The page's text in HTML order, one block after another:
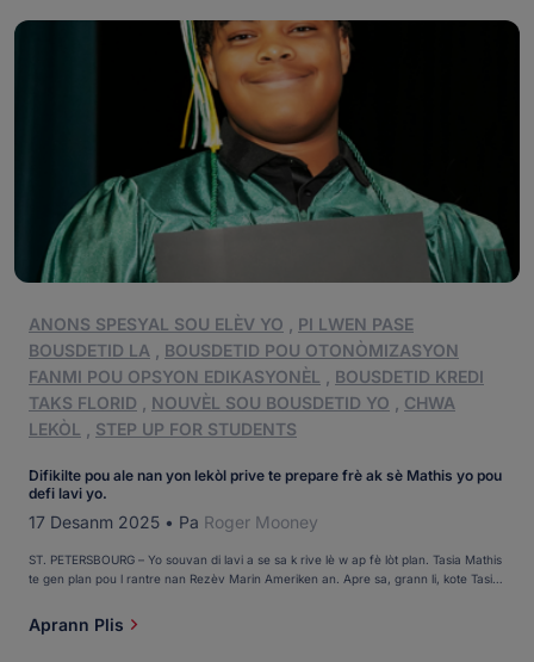
ANONS SPESYAL SOU ELÈV YO
PI LWEN PASE
BOUSDETID LA
BOUSDETID POU OTONÒMIZASYON
FANMI POU OPSYON EDIKASYONÈL
BOUSDETID KREDI
TAKS FLORID
NOUVÈL SOU BOUSDETID YO
CHWA
LEKÒL
STEP UP FOR STUDENTS
Difikilte pou ale nan yon lekòl prive te prepare frè ak sè Mathis yo pou
defi lavi yo.
17 Desanm 2025 • Pa Roger Mooney
ST. PETERSBOURG – Yo souvan di lavi a se sa k rive lè w ap fè lòt plan. Tasia Mathis
te gen plan pou l rantre nan Rezèv Marin Ameriken an. Apre sa, grann li, kote Tasia
ren. “Yo te siyen papye yo, men mwen pa t kapab li yo […]
Aprann Plis